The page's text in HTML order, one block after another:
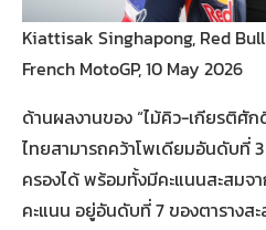
Kiattisak Singhapong, Red
French MotoGP, 10 May 2026
ด้านผลงานของ “ไม้คิว-เกียรติศั
ไทยสามารถคว้าโพเดียมอันดับที่ 3
ครองได้ พร้อมทั้งมีคะแนนสะสมจ
คะแนน อยู่อันดับที่ 7 ของตารางส